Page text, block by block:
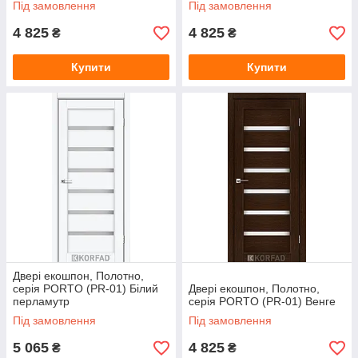
Під замовлення
4 825 ₴
Купити
Під замовлення
4 825 ₴
Купити
Двері екошпон, Полотно,
серія PORTO (PR-01) Білий
перламутр
Під замовлення
5 065 ₴
Двері екошпон, Полотно,
серія PORTO (PR-01) Венге
Під замовлення
4 825 ₴